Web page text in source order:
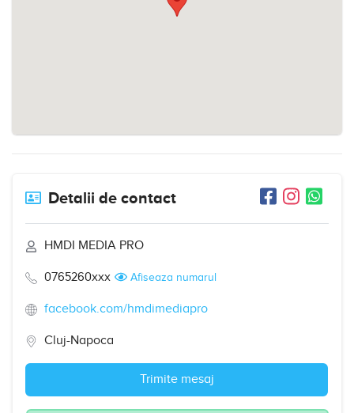
Detalii de contact
HMDI MEDIA PRO
0765260xxx Afiseaza numarul
facebook.com/hmdimediapro
Cluj-Napoca
Trimite mesaj